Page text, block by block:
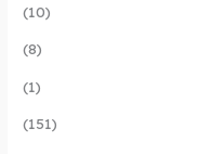
(10)
(8)
(1)
(151)